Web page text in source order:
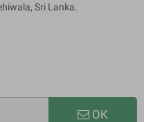
Sri Lanka.
OK